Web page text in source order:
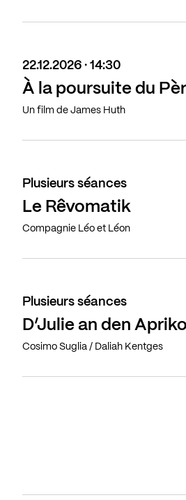
22.12.2026 · 14:30
À la poursuite du
Un film de James Huth
Plusieurs séances
Le Rêvomatik
Compagnie Léo et Léon
Plusieurs séances
D’Julie an den
Cosimo Suglia / Daliah Kentges